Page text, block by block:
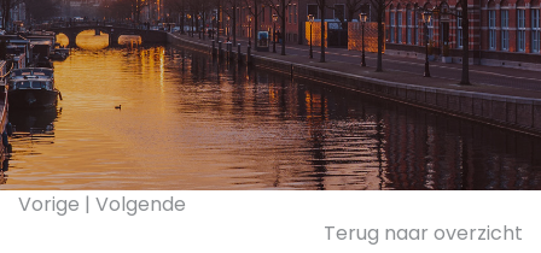
Vorige | Volgende
Terug naar overzicht